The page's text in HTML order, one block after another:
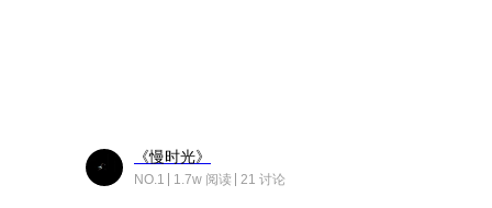
《慢时光》
NO.1 1.7w 阅读 21 讨论